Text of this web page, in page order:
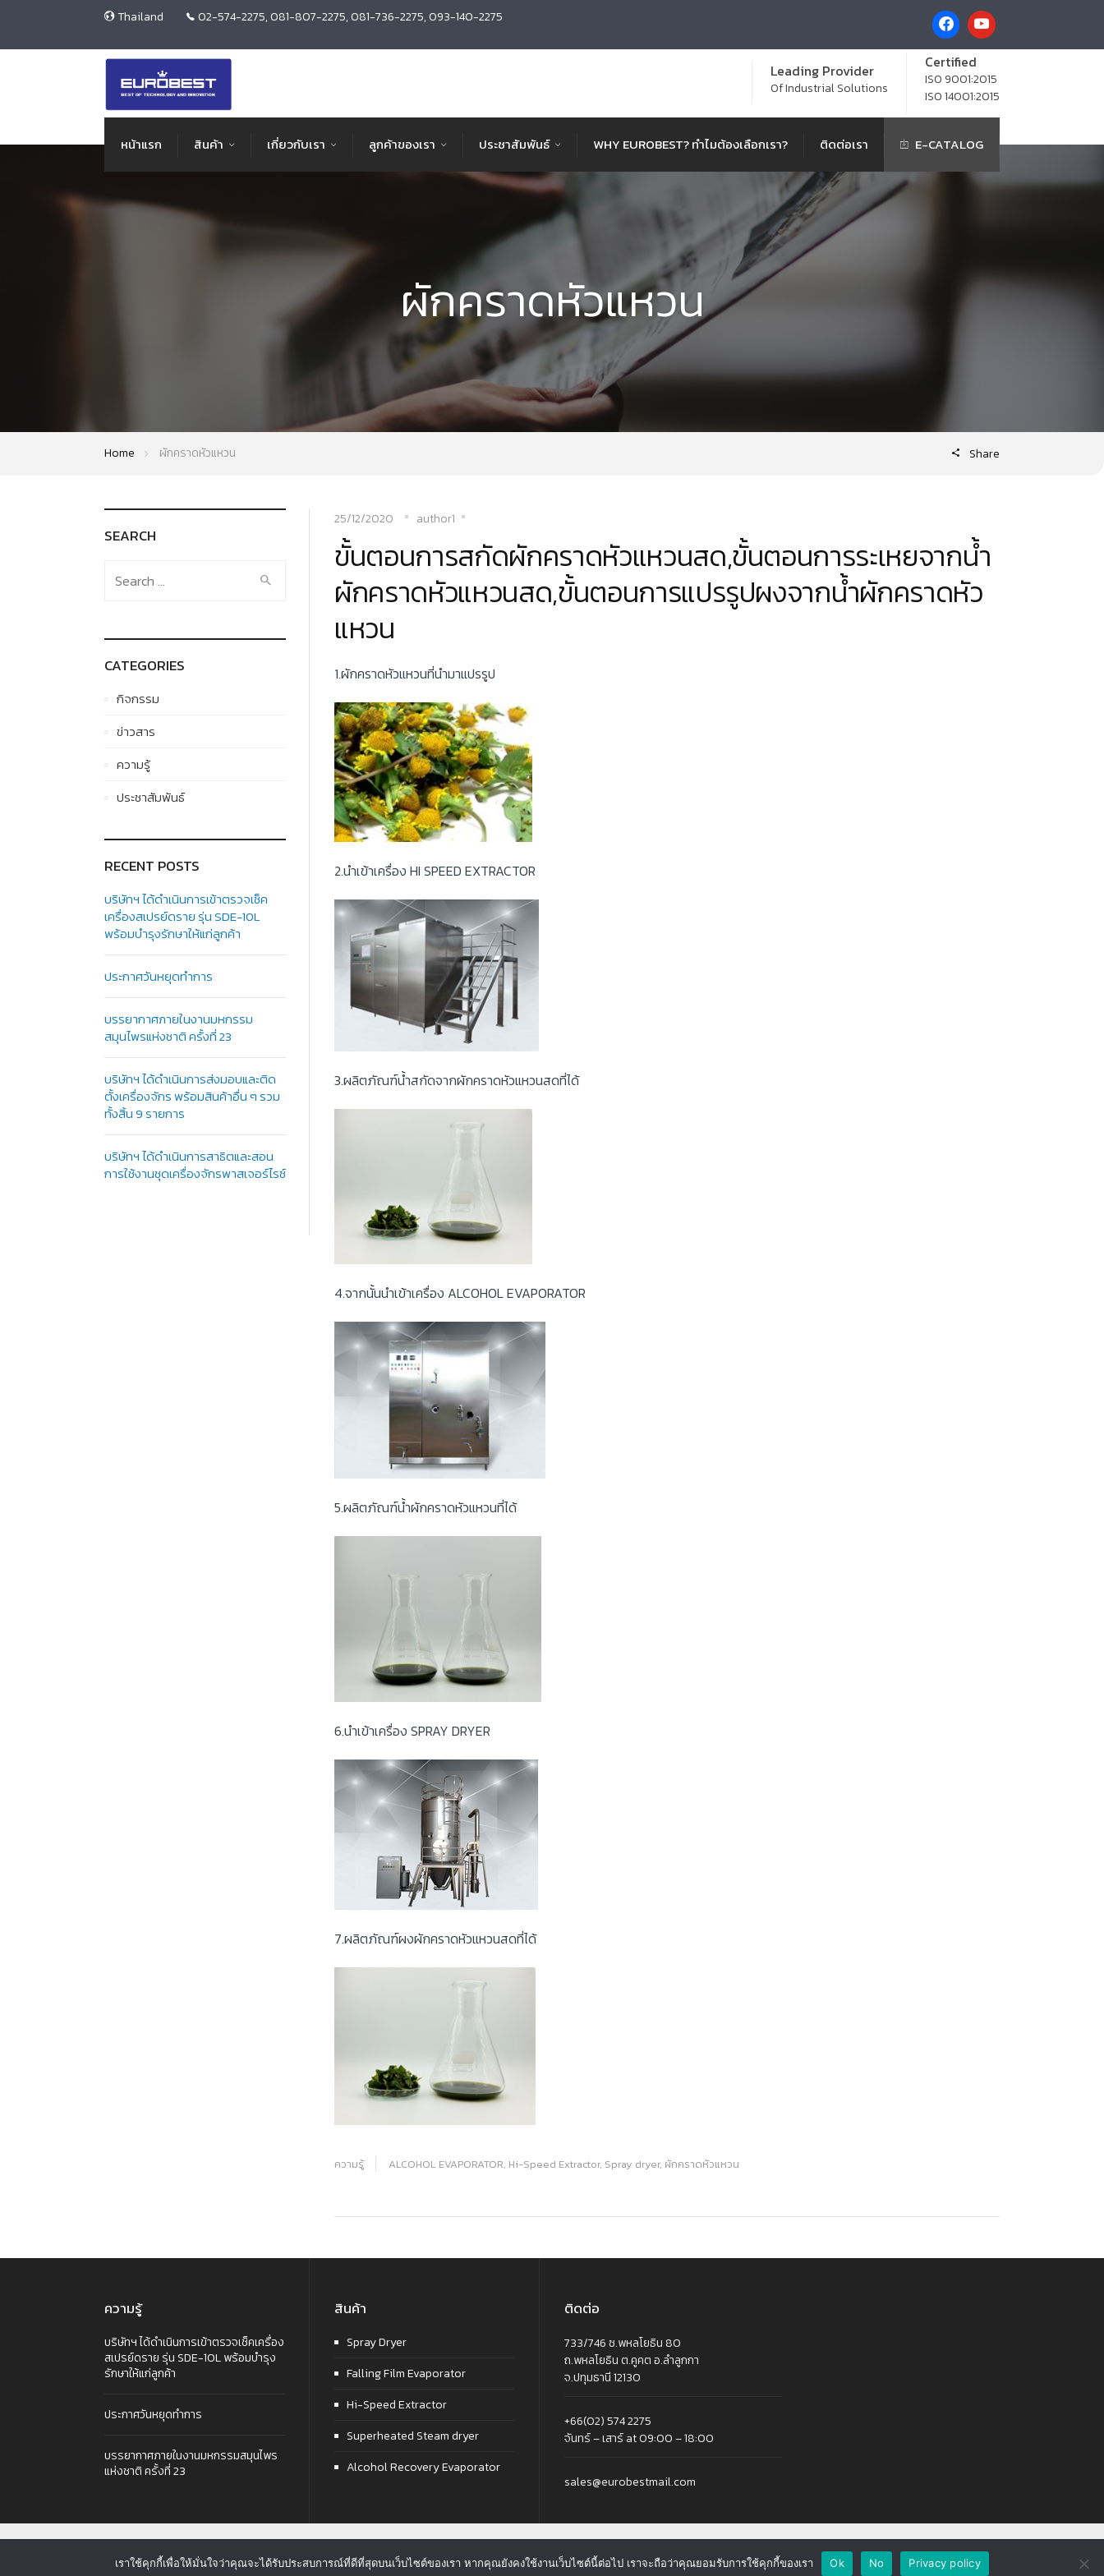
Thailand 02-574-2275, 081-807-2275, 081-736-2275, 093-140-2275
Certified
ISO 9001:2015
ISO 14001:2015
Leading Provider
Of Industrial Solutions
หน้าแรก สินค้า เกี่ยวกับเรา ลูกค้าของเรา ประชาสัมพันธ์ WHY EUROBEST? ทำไมต้องเลือกเรา? E-CATALOG
ติดต่อเรา
ผักคราดหัวแหวน
Home ผักคราดหัวแหวน Share
25/12/2020 author1
ขั้นตอนการสกัดผักคราดหัวแหวนสด,ขั้นตอนการระเหยจากน้ำ
ผักคราดหัวแหวนสด,ขั้นตอนการแปรรูปผงจากน้ำผักคราดหัว
แหวน
1.ผักคราดหัวแหวนที่นำมาแปรรูป
2.นำเข้าเครื่อง HI SPEED EXTRACTOR
3.ผลิตภัณฑ์น้ำสกัดจากผักคราดหัวแหวนสดที่ได้
4.จากนั้นนำเข้าเครื่อง ALCOHOL EVAPORATOR
5.ผลิตภัณฑ์น้ำผักคราดหัวแหวนที่ได้
6.นำเข้าเครื่อง SPRAY DRYER
7.ผลิตภัณฑ์ผงผักคราดหัวแหวนสดที่ได้
ความรู้ ALCOHOL EVAPORATOR, Hi-Speed Extractor, Spray dryer, ผักคราดหัวแหวน
SEARCH
for:
CATEGORIES
กิจกรรม
ข่าวสาร
ความรู้
ประชาสัมพันธ์
RECENT POSTS
บริษัทฯ ได้ดำเนินการเข้าตรวจเช็ค
เครื่องสเปรย์ดราย รุ่น SDE-10L
พร้อมบำรุงรักษาให้แก่ลูกค้า
ประกาศวันหยุดทำการ
บรรยากาศภายในงานมหกรรม
สมุนไพรแห่งชาติ ครั้งที่ 23
บริษัทฯ ได้ดำเนินการส่งมอบและติด
ตั้งเครื่องจักร พร้อมสินค้าอื่น ๆ รวม
ทั้งสิ้น 9 รายการ
บริษัทฯ ได้ดำเนินการสาธิตและสอน
การใช้งานชุดเครื่องจักรพาสเจอร์ไรซ์
ความรู้
บริษัทฯ ได้ดำเนินการเข้าตรวจเช็คเครื่อง
สเปรย์ดราย รุ่น SDE-10L พร้อมบำรุง
รักษาให้แก่ลูกค้า
ประกาศวันหยุดทำการ
บรรยากาศภายในงานมหกรรมสมุนไพร
แห่งชาติ ครั้งที่ 23
สินค้า
Spray Dryer
Falling Film Evaporator
Hi-Speed Extractor
Superheated Steam dryer
Alcohol Recovery Evaporator
ติดต่อ
733/746 ซ.พหลโยธิน 80
ถ.พหลโยธิน ต.คูคต อ.ลำลูกกา
จ.ปทุมธานี 12130
+66(02) 574 2275
จันทร์ – เสาร์ at 09:00 – 18:00
sales@eurobestmail.com
เราใช้คุกกี้เพื่อให้มั่นใจว่าคุณจะได้รับประสบการณ์ที่ดีที่สุดบนเว็บไซต์ของเรา หากคุณยังคงใช้งานเว็บไซต์นี้ต่อไป เราจะถือว่าคุณยอมรับการใช้คุกกี้ของเรา Ok No Privacy policy